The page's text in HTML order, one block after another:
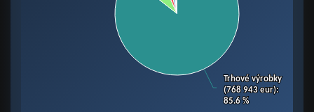
Trhové výrobky
(768 943 eur):
85.6 %
Trhové výrobky
(768 943 eur):
85.6 %